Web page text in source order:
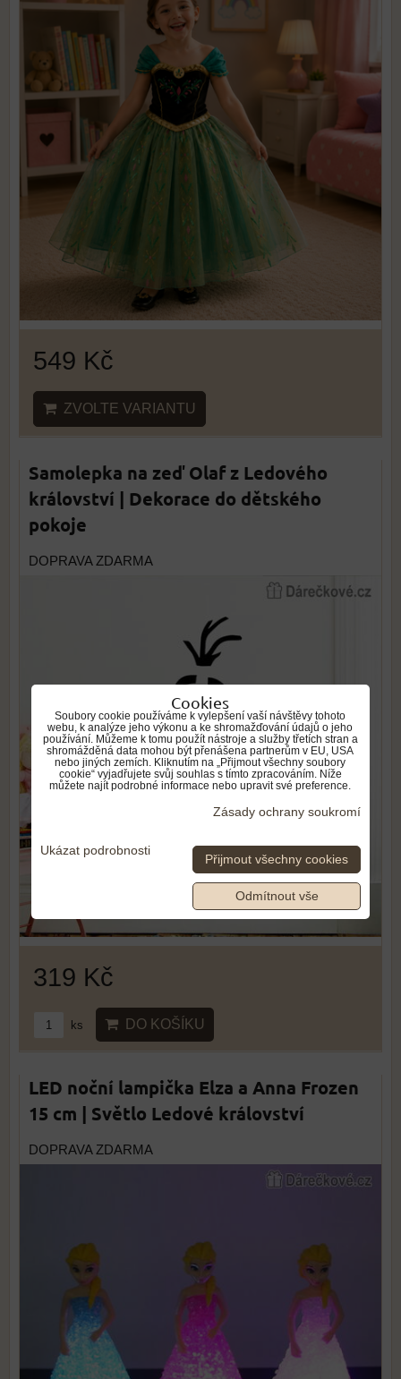
549 Kč
ZVOLTE VARIANTU
Samolepka na zeď Olaf z Ledového
království | Dekorace do dětského
pokoje
DOPRAVA ZDARMA
319 Kč
ks DO KOŠÍKU
LED noční lampička Elza a Anna Frozen
15 cm | Světlo Ledové království
DOPRAVA ZDARMA
Cookies
Soubory cookie používáme k vylepšení vaší návštěvy tohoto
webu, k analýze jeho výkonu a ke shromažďování údajů o jeho
používání. Můžeme k tomu použít nástroje a služby třetích stran a
shromážděná data mohou být přenášena partnerům v EU, USA
nebo jiných zemích. Kliknutím na „Přijmout všechny soubory
cookie“ vyjadřujete svůj souhlas s tímto zpracováním. Níže
můžete najít podrobné informace nebo upravit své preference.
Zásady ochrany soukromí
Ukázat podrobnosti
Přijmout všechny cookies
Odmítnout vše